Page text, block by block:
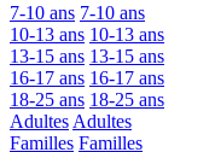
7-10 ans 7-10 ans
10-13 ans 10-13 ans
13-15 ans 13-15 ans
16-17 ans 16-17 ans
18-25 ans 18-25 ans
Adultes Adultes
Familles Familles